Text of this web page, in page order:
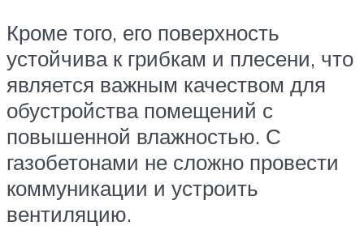
Кроме того, его поверхность
устойчива к грибкам и плесени, что
является важным качеством для
обустройства помещений с
повышенной влажностью. С
газобетонами не сложно провести
коммуникации и устроить
вентиляцию.